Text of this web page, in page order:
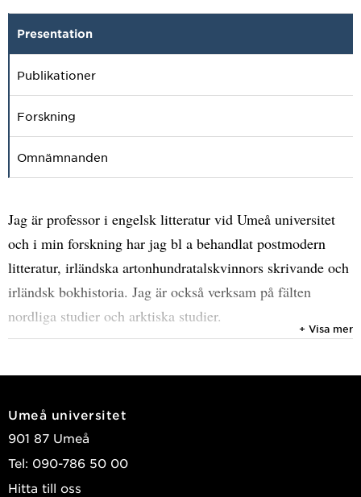
Presentation
Publikationer
Forskning
Omnämnanden
Jag är professor i engelsk litteratur vid Umeå universitet
och i min forskning har jag bl a behandlat postmodern
litteratur, irländska artonhundratalskvinnors skrivande och
irländsk bokhistoria. Jag är också verksam på fälten
nordliga studier och arktiska studier.
forskningsprogrammet Främmande Nord:
konst och litteratur om och från de nordliga områdena. En
områden genusmarkeras i skönlitteratur och reselitteratur.
+ Visa mer
Umeå universitet
901 87 Umeå
Tel: 090-786 50 00
Hitta till oss